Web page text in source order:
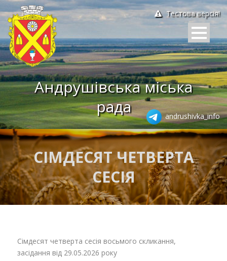
Тестова версія!
Андрушівська міська
рада
andrushivka_info
СІМДЕСЯТ ЧЕТВЕРТА
СЕСІЯ
Сімдесят четверта сесія восьмого скликання,
засідання від 29.05.2026 року